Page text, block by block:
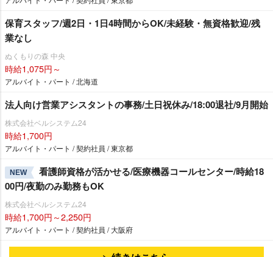
保育スタッフ/週2日・1日4時間からOK/未経験・無資格歓迎/残
業なし
ぬくもりの森 中央
時給1,075円～
アルバイト・パート / 北海道
法人向け営業アシスタントの事務/土日祝休み/18:00退社/9月開始
株式会社ベルシステム24
時給1,700円
アルバイト・パート / 契約社員 / 東京都
NEW
看護師資格が活かせる/医療機器コールセンター/時給18
00円/夜勤のみ勤務もOK
株式会社ベルシステム24
時給1,700円～2,250円
アルバイト・パート / 契約社員 / 大阪府